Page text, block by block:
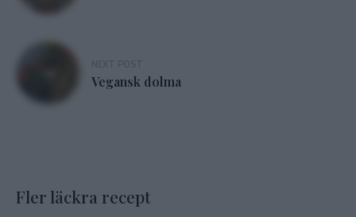
Vegansk dolma
Fler läckra recept